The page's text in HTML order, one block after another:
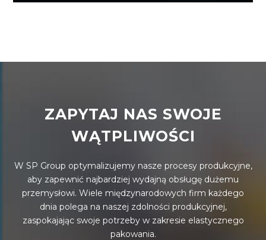
ZAPYTAJ NAS SWOJE
WĄTPLIWOŚCI
W SP Group optymalizujemy nasze procesy produkcyjne,
aby zapewnić najbardziej wydajną obsługę dużemu
przemysłowi. Wiele międzynarodowych firm każdego
dnia polega na naszej zdolności produkcyjnej,
zaspokajając swoje potrzeby w zakresie elastycznego
pakowania.